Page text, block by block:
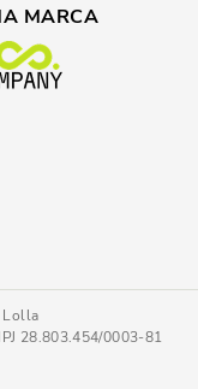
MARCA
Lolla
28.803.454/0003-81